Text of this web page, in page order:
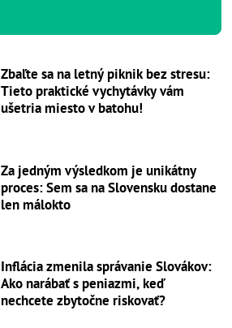
Zbaľte sa na letný piknik bez stresu:
Tieto praktické vychytávky vám
ušetria miesto v batohu!
Za jedným výsledkom je unikátny
proces: Sem sa na Slovensku dostane
len málokto
Inflácia zmenila správanie Slovákov:
Ako narábať s peniazmi, keď
nechcete zbytočne riskovať?